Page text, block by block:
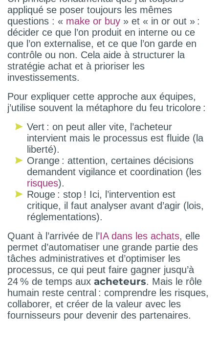
appliqué se poser toujours les mêmes
questions : « make or buy » et « in or out » :
décider ce que l’on produit en interne ou ce
que l’on externalise, et ce que l’on garde en
contrôle ou non. Cela aide à structurer la
stratégie achat et à prioriser les
investissements.
Pour expliquer cette approche aux équipes,
j’utilise souvent la métaphore du feu tricolore :
Vert : on peut aller vite, l’acheteur
intervient mais le processus est fluide (la
liberté).
Orange : attention, certaines décisions
demandent vigilance et coordination (les
risques).
Rouge : stop ! Ici, l’intervention est
critique, il faut analyser avant d’agir (lois,
réglementations).
Quant à l’arrivée de l’IA dans les achats, elle
permet d’automatiser une grande partie des
tâches administratives et d’optimiser les
processus, ce qui peut faire gagner jusqu’à
24 % de temps aux acheteurs. Mais le rôle
humain reste central : comprendre les risques,
collaborer, et créer de la valeur avec les
fournisseurs pour devenir des partenaires.